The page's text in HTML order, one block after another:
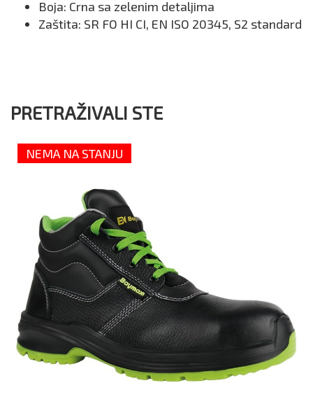
Boja: Crna sa zelenim detaljima
Zaštita: SR FO HI CI, EN ISO 20345, S2 standard
PRETRAŽIVALI STE
NEMA NA STANJU